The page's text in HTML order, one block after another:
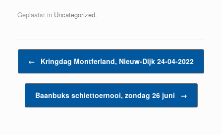
Geplaatst in Uncategorized.
← Kringdag Montferland, Nieuw-Dijk 24-04-2022
Baanbuks schiettoernooi, zondag 26 juni →